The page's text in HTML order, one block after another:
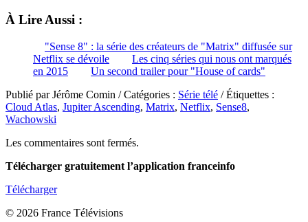
À Lire Aussi :
"Sense 8" : la série des créateurs de "Matrix" diffusée sur
Netflix se dévoile
Les cinq séries qui nous ont marqués
en 2015
Un second trailer pour "House of cards"
Publié par Jérôme Comin / Catégories : Série télé / Étiquettes :
Cloud Atlas, Jupiter Ascending, Matrix, Netflix, Sense8,
Wachowski
Les commentaires sont fermés.
Télécharger gratuitement l’application franceinfo
Télécharger
© 2026 France Télévisions